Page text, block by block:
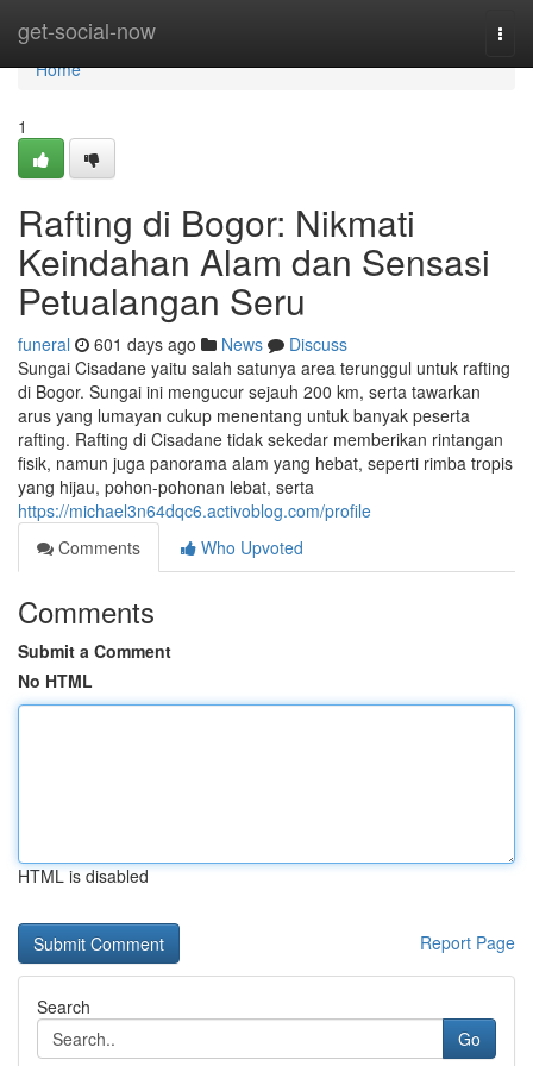
get-social-now
Home
Home
1
Rafting di Bogor: Nikmati
Keindahan Alam dan Sensasi
Petualangan Seru
funeral 601 days ago News
Discuss
Sungai Cisadane yaitu salah satunya area terunggul untuk rafting
di Bogor. Sungai ini mengucur sejauh 200 km, serta tawarkan
arus yang lumayan cukup menentang untuk banyak peserta
rafting. Rafting di Cisadane tidak sekedar memberikan rintangan
fisik, namun juga panorama alam yang hebat, seperti rimba tropis
yang hijau, pohon-pohonan lebat, serta
https://michael3n64dqc6.activoblog.com/profile
Comments
Who Upvoted
Comments
Submit a Comment
No HTML
HTML is disabled
Report Page
Search
Go